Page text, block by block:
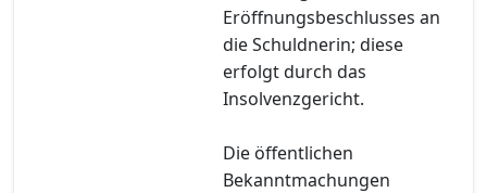
Eröffnungsbeschlusses an
die Schuldnerin; diese
erfolgt durch das
Insolvenzgericht.
Die öffentlichen
Bekanntmachungen